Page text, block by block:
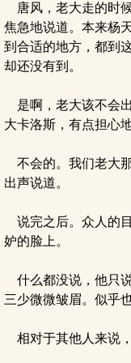
唐风，老大走的时
焦急地说道。本来杨
到合适的地方，都到
却还没有到。
是啊，老大该不会
大卡洛斯，有点担心
不会的。我们老大
出声说道。
说完之后。众人的
妒的脸上。
什么都没说，他只
三少微微皱眉。似乎
相对于其他人来说